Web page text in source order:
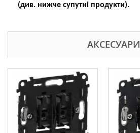
(див. нижче супутні продукти).
АКСЕСУАРИ